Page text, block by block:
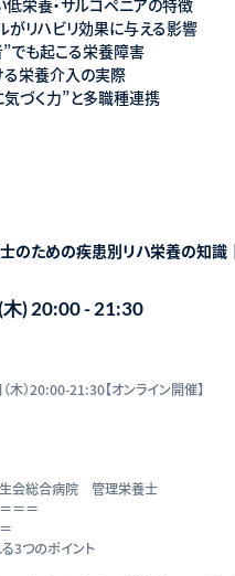
がリハビリ効果に与える影響
でも起こる栄養障害
る栄養介入の実際
づく力”と多職種連携
のための疾患別リハ栄養の知識
) 20:00 - 21:30
）20:00-21:30【オンライン開催】
会総合病院 管理栄養士
＝＝
3つのポイント